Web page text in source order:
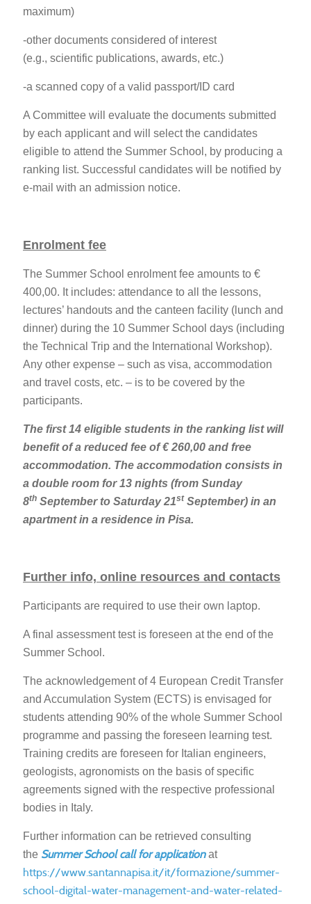
maximum)
-other documents considered of interest
(e.g., scientific publications, awards, etc.)
-a scanned copy of a valid passport/ID card
A Committee will evaluate the documents submitted
by each applicant and will select the candidates
eligible to attend the Summer School, by producing a
ranking list. Successful candidates will be notified by
e-mail with an admission notice.
Enrolment fee
The Summer School enrolment fee amounts to €
400,00. It includes: attendance to all the lessons,
lectures’ handouts and the canteen facility (lunch and
dinner) during the 10 Summer School days (including
the Technical Trip and the International Workshop).
Any other expense – such as visa, accommodation
and travel costs, etc. – is to be covered by the
participants.
The first 14 eligible students in the ranking list will
benefit of a reduced fee of € 260,00 and free
accommodation. The accommodation consists in
a double room for 13 nights (from Sunday
8th September to Saturday 21st September) in an
apartment in a residence in Pisa.
Further info, online resources and contacts
Participants are required to use their own laptop.
A final assessment test is foreseen at the end of the
Summer School.
The acknowledgement of 4 European Credit Transfer
and Accumulation System (ECTS) is envisaged for
students attending 90% of the whole Summer School
programme and passing the foreseen learning test.
Training credits are foreseen for Italian engineers,
geologists, agronomists on the basis of specific
agreements signed with the respective professional
bodies in Italy.
Further information can be retrieved consulting
the Summer School call for applicationat
https://www.santannapisa.it/it/formazione/summer-
school-digital-water-management-and-water-related-